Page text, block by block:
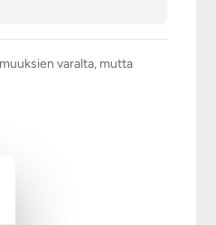
varalta, mutta